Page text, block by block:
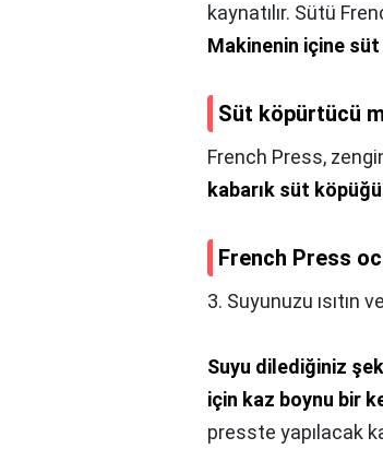
kaynatılır. Sütü
Makinenin içine
Süt köpürtücü
French Press,
kabarık süt
French Press
3. Suyunuzu ısıtın
Suyu dilediğiniz
için kaz boynu bir
presste yapılacak